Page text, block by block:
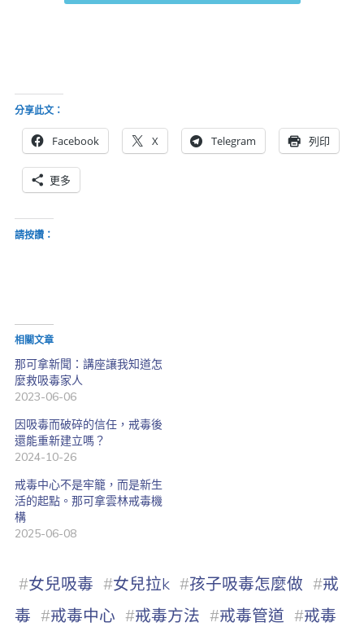
分享此文：
Facebook X Telegram 列印
更多
請按讚：
相關文章
那可拿新聞：講座讓我知道怎
麼救吸毒家人
2023-06-06
因吸毒而破碎的信任，戒毒後
還能重新建立嗎？
2024-10-26
戒毒中心不是牢籠，而是新生
活的起點。那可拿雲林戒毒機
構
2025-06-08
#女兒吸毒 #女兒拉k #孩子吸毒怎麼做 #戒
毒 #戒毒中心 #戒毒方法 #戒毒管道 #戒毒